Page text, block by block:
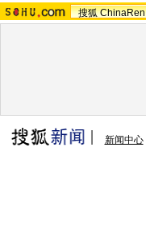
搜狐 ChinaRen
新闻中心